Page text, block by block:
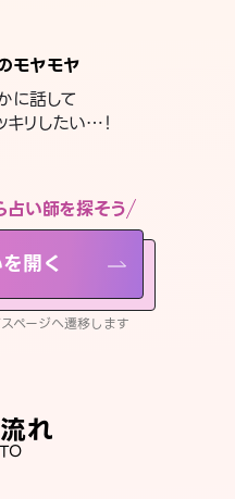
モヤモヤ
に話して
キリしたい…！
占い師を探そう
開く
ページへ遷移します
れ